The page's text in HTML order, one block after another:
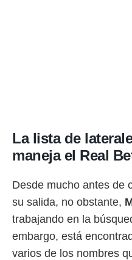
La lista de
maneja el Real
Desde mucho antes de
su salida, no obstante,
trabajando en la
embargo, está
varios de los nombres